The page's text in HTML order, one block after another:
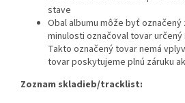
stave
Obal albumu môže byť
minulosti označoval tovar určený
Takto označený tovar nemá
tovar poskytujeme plnú záruku
Zoznam skladieb/tracklist: